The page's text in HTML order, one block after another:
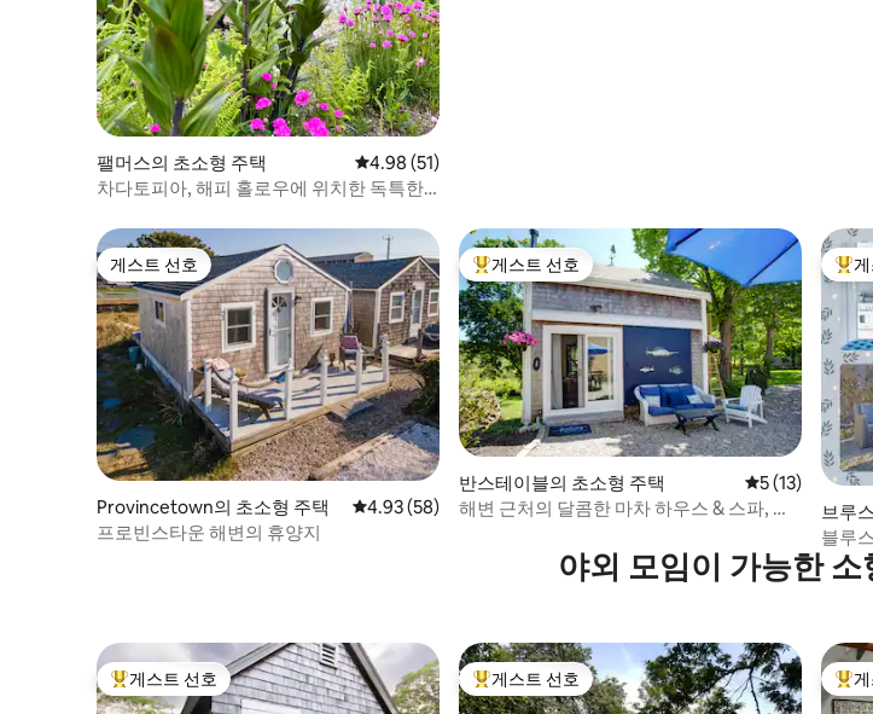
팰머스의 초소형 주택 평점 4.98점(5점 만점), 후기 51개
4.98 (51)
차다토피아, 해피 홀로우에 위치한 독특한
게스트 선호
게스트 선호
Provincetown의 초소형 주택 평점 4.93점(5점 만점), 후기 58개
4.93 (58)
프로빈스타운 해변의 휴양지
상위 게스트 선호
게스트 선호
반스테이블의 초소형 주택 평점 5점(5점 만
5 (13)
해변 근처의 달콤한 마차 하우스 & 스파, 반
상
브루
주택
블루
오/반
야외 모임이 가능한
상위 게스트 선호
게스트 선호 상위 게스트 선호
게스트 선호 상